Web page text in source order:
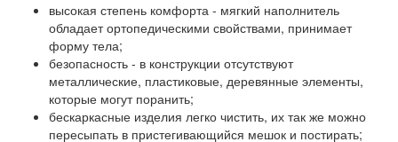
высокая степень комфорта - мягкий наполнитель
обладает ортопедическими свойствами, принимает
форму тела;
безопасность - в конструкции отсутствуют
металлические, пластиковые, деревянные элементы,
которые могут поранить;
бескаркасные изделия легко чистить, их так же можно
пересыпать в пристегивающийся мешок и постирать;